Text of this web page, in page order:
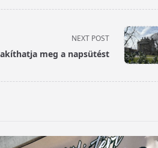
NEXT POST
meg a napsütést